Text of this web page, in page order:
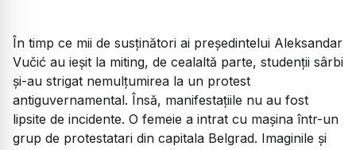
În timp ce mii de susținători ai președintelui Aleksandar
Vučić au ieșit la miting, de cealaltă parte, studenții sârbi
și-au strigat nemulțumirea la un protest
antiguvernamental. Însă, manifestațiile nu au fost
lipsite de incidente. O femeie a intrat cu mașina într-un
grup de protestatari din capitala Belgrad. Imaginile și